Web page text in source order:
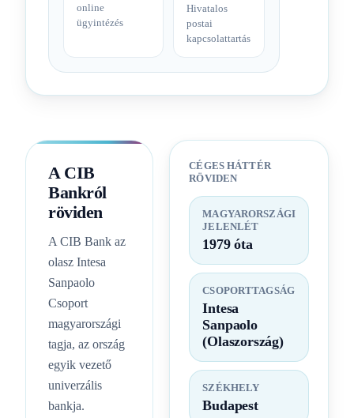
online
ügyintézés
Hivatalos
postai
kapcsolattartás
A CIB
Bankról
röviden
A CIB Bank az
olasz Intesa
Sanpaolo
Csoport
magyarországi
tagja, az ország
egyik vezető
univerzális
bankja.
CÉGES HÁTTÉR
RÖVIDEN
MAGYARORSZÁGI
JELENLÉT
1979 óta
CSOPORTTAGSÁG
Intesa
Sanpaolo
(Olaszország)
SZÉKHELY
Budapest